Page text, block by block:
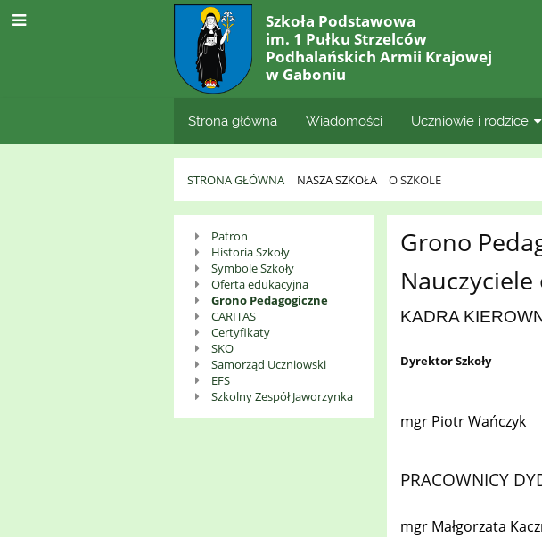
Szkoła Podstawowa
im. 1 Pułku Strzelców
Podhalańskich Armii Krajowej
w Gaboniu
Strona główna Wiadomości Uczniowie i rodzice
STRONA GŁÓWNA NASZA SZKOŁA O SZKOLE
Szkole
Patron
Historia Szkoły
Symbole Szkoły
Oferta edukacyjna
Grono Pedagogiczne
CARITAS
Certyfikaty
SKO
Samorząd Uczniowski
EFS
Szkolny Zespół Jaworzynka
Grono
Nauczyciele
KADRA
Dyrektor Szkoły
mgr Piotr Wańczyk
PRACOWNICY
mgr Małgorzata